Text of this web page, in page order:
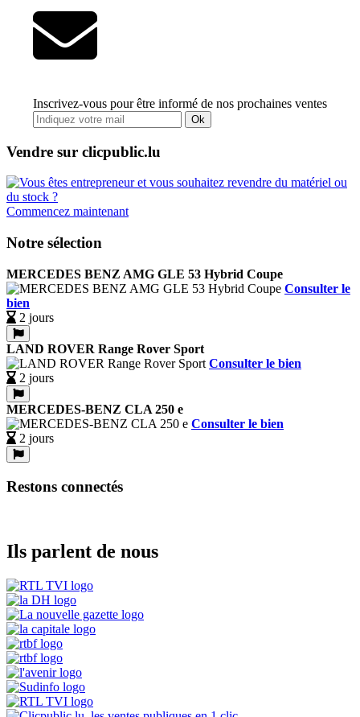
Inscrivez-vous pour être informé de nos prochaines ventes
Ok
Vendre sur clicpublic.lu
Commencez maintenant
Notre sélection
MERCEDES BENZ AMG GLE 53 Hybrid Coupe
Consulter le
bien
2 jours
LAND ROVER Range Rover Sport
Consulter le bien
2 jours
MERCEDES-BENZ CLA 250 e
Consulter le bien
2 jours
Restons connectés
Ils parlent de nous